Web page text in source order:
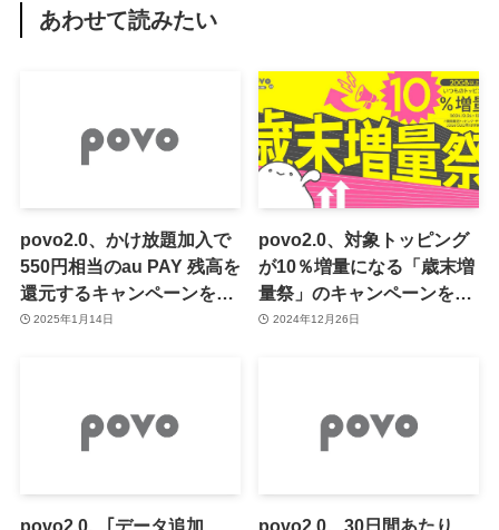
あわせて読みたい
povo2.0、かけ放題加入で
550円相当のau PAY 残高を
還元するキャンペーンを開
始 ｰ ｢5分以内通話かけ放
2025年1月14日
povo2.0、対象トッピング
が10％増量になる「歳末増
量祭」のキャンペーンをス
タート
2024年12月26日
povo2.0、｢データ追加
povo2.0、30日間あたり